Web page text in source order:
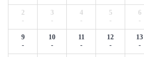
2
-
3
-
4
-
5
-
6
-
9
-
10
-
11
-
12
-
13
-